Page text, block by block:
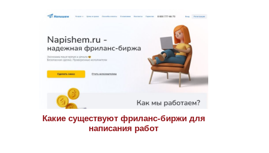
Какие существуют фриланс-биржи для
написания работ